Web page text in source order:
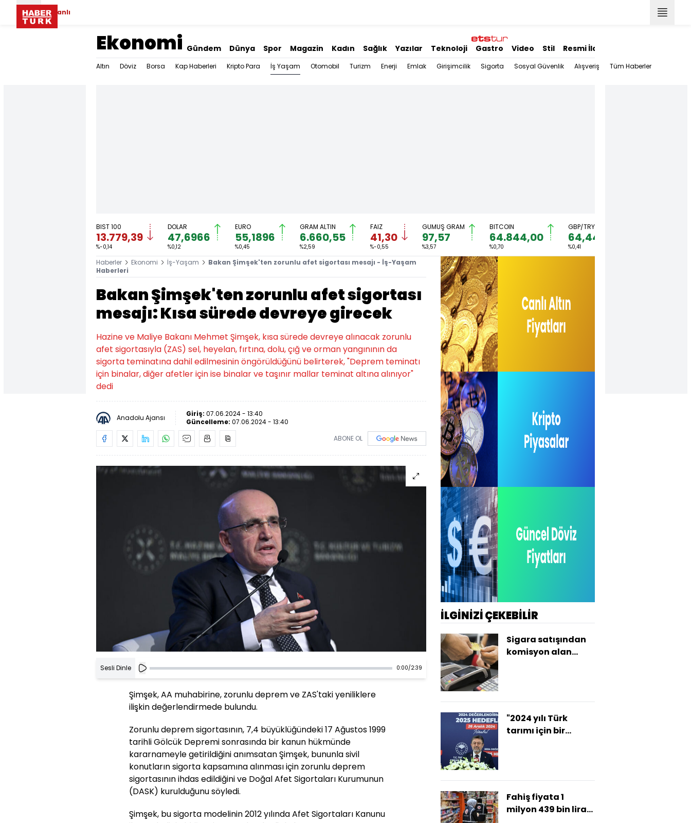
Canlı
Ekonomi Gündem Dünya Spor Magazin Kadın Sağlık Yazılar Teknoloji Gastro Video Stil Resmi İlanlar
Altın Döviz Borsa Kap Haberleri Kripto Para İş Yaşam Otomobil Turizm Enerji Emlak Girişimcilik Sigorta Sosyal Güvenlik Alışveriş Tüm Haberler
BIST 100
13.779,39
%-0,14
DOLAR
47,6966
%0,12
EURO
55,1896
%0,45
GRAM ALTIN
6.660,55
%2,59
FAİZ
41,30
%-0,55
GÜMÜŞ GRAM
97,57
%3,57
BITCOIN
64.844,00
%0,70
GBP/TRY
64,4492
%0,41
Haberler Ekonomi İş-Yaşam
Bakan Şimşek'ten zorunlu afet sigortası mesajı - İş-Yaşam
Haberleri
Bakan Şimşek'ten zorunlu afet sigortası
mesajı: Kısa sürede devreye girecek
Hazine ve Maliye Bakanı Mehmet Şimşek, kısa sürede devreye alınacak zorunlu
afet sigortasıyla (ZAS) sel, heyelan, fırtına, dolu, çığ ve orman yangınının da
sigorta teminatına dahil edilmesinin öngörüldüğünü belirterek, "Deprem teminatı
için binalar, diğer afetler için ise binalar ve taşınır mallar teminat altına alınıyor"
dedi
Anadolu Ajansı Giriş: 07.06.2024 - 13:40
Güncelleme: 07.06.2024 - 13:40
ABONE OL
Sesli Dinle 0:00/2:39
Şimşek, AA muhabirine, zorunlu deprem ve ZAS'taki yeniliklere
ilişkin değerlendirmede bulundu.
Zorunlu deprem sigortasının, 7,4 büyüklüğündeki 17 Ağustos 1999
tarihli Gölcük Depremi sonrasında bir kanun hükmünde
kararnameyle getirildiğini anımsatan Şimşek, bununla sivil
konutların sigorta kapsamına alınması için zorunlu deprem
sigortasının ihdas edildiğini ve Doğal Afet Sigortaları Kurumunun
(DASK) kurulduğunu söyledi.
Şimşek, bu sigorta modelinin 2012 yılında Afet Sigortaları Kanunu
İLGİNİZİ ÇEKEBİLİR
Sigara satışından
komisyon alan
"2024 yılı Türk
tarımı için bir
Fahiş fiyata 1
milyon 439 bin lira